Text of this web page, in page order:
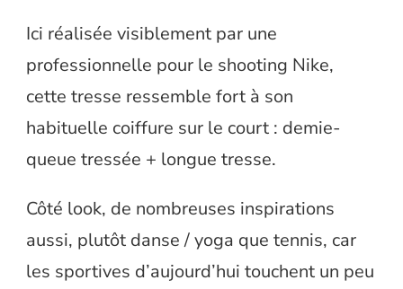
Ici réalisée visiblement par une
professionnelle pour le shooting Nike,
cette tresse ressemble fort à son
habituelle coiffure sur le court : demie-
queue tressée + longue tresse.
Côté look, de nombreuses inspirations
aussi, plutôt danse / yoga que tennis, car
les sportives d’aujourd’hui touchent un peu